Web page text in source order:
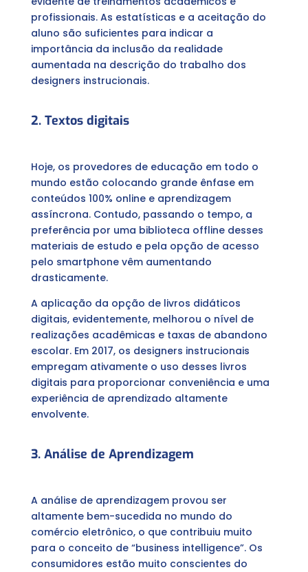
profissionais. As estatísticas e a aceitação do
aluno são suficientes para indicar a
importância da inclusão da realidade
aumentada na descrição do trabalho dos
designers instrucionais.
2. Textos digitais
Hoje, os provedores de educação em todo o
mundo estão colocando grande ênfase em
conteúdos 100% online e aprendizagem
assíncrona. Contudo, passando o tempo, a
preferência por uma biblioteca offline desses
materiais de estudo e pela opção de acesso
pelo smartphone vêm aumentando
drasticamente.
A aplicação da opção de livros didáticos
digitais, evidentemente, melhorou o nível de
realizações acadêmicas e taxas de abandono
escolar. Em 2017, os designers instrucionais
empregam ativamente o uso desses livros
digitais para proporcionar conveniência e uma
experiência de aprendizado altamente
envolvente.
3. Análise de Aprendizagem
A análise de aprendizagem provou ser
altamente bem-sucedida no mundo do
comércio eletrônico, o que contribuiu muito
para o conceito de “business intelligence”. Os
consumidores estão muito conscientes do